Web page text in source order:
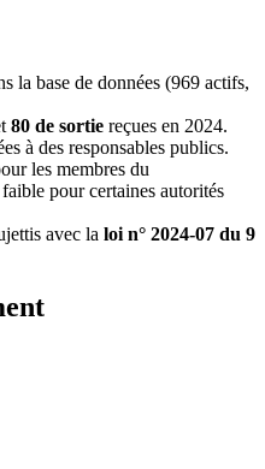
la base de données (969 actifs,
80 de sortie reçues en 2024.
à des responsables publics.
les membres du
pour certaines autorités
avec la loi n° 2024-07 du 9